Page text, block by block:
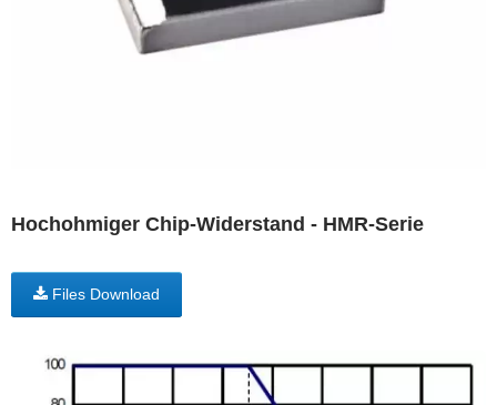
Hochohmiger Chip-Widerstand - HMR-Serie
Files Download